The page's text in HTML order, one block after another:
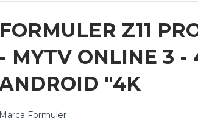
FORMULER Z11
- MYTV ONLINE 3 -
"4K
Marca Formuler